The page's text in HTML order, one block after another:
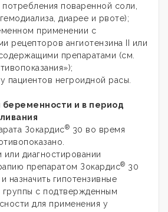
потребления поваренной соли,
диарее и рвоте);
применении с
рецепторов ангиотензина II или
препаратами (см.
пациентов негроидной расы.
и в период
Зокардис® 30 во время
диагностировании
препаратом Зокардис® 30
назначить гипотензивные
группы с подтвержденным
для применения у